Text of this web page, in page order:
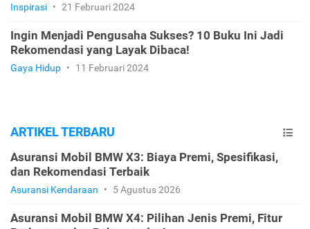
Inspirasi • 21 Februari 2024
Ingin Menjadi Pengusaha Sukses? 10 Buku Ini Jadi
Rekomendasi yang Layak Dibaca!
Gaya Hidup • 11 Februari 2024
ARTIKEL TERBARU
Asuransi Mobil BMW X3: Biaya Premi, Spesifikasi,
dan Rekomendasi Terbaik
Asuransi Kendaraan • 5 Agustus 2026
Asuransi Mobil BMW X4: Pilihan Jenis Premi, Fitur